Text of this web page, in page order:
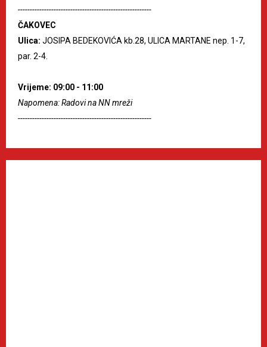
--------------------------------------------------------
ČAKOVEC
Ulica: JOSIPA BEDEKOVIĆA kb.28, ULICA MARTANE nep. 1-7,
par. 2-4.
Vrijeme: 09:00 - 11:00
Napomena: Radovi na NN mreži
--------------------------------------------------------